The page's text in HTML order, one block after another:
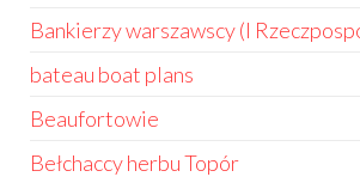
Bankierzy warszawscy (I
bateau boat plans
Beaufortowie
Bełchaccy herbu Topór